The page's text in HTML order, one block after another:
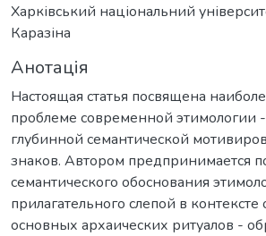
Харківський національний
Каразіна
Анотація
Настоящая статья посвящена
проблеме современной этимологии
глубинной семантической
знаков. Автором предпринимается
семантического обоснования
прилагательного слепой в контексте
основных архаических ритуалов -